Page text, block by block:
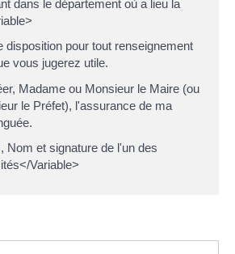
dans le département où a lieu la
disposition pour tout renseignement
vous jugerez utile.
Madame ou Monsieur le Maire (ou
le Préfet), l'assurance de ma
Nom et signature de l'un des
Variable>